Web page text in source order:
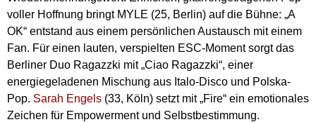
voller Hoffnung bringt MYLE (25, Berlin) auf die Bühne: „A
OK“ entstand aus einem persönlichen Austausch mit einem
Fan. Für einen lauten, verspielten ESC-Moment sorgt das
Berliner Duo Ragazzki mit „Ciao Ragazzki“, einer
energiegeladenen Mischung aus Italo-Disco und Polska-
Pop. Sarah Engels (33, Köln) setzt mit „Fire“ ein emotionales
Zeichen für Empowerment und Selbstbestimmung.